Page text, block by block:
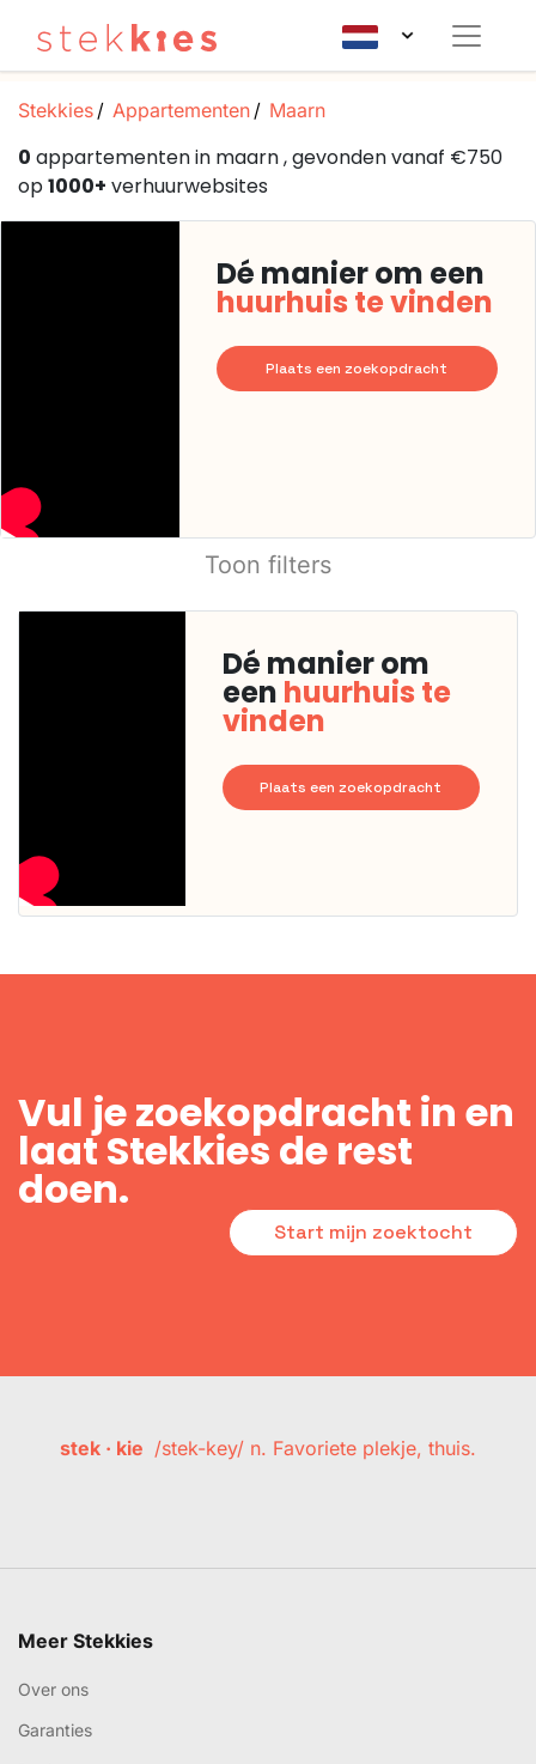
Stekkies Appartementen Maarn
0 appartementen in maarn , gevonden vanaf €750
op1000+ verhuurwebsites
Dé manier om een
huurhuis te vinden
Plaats een zoekopdracht
Toon filters
Dé manier om
een huurhuis te
vinden
Plaats een zoekopdracht
Vul je zoekopdracht in en
laat Stekkies de rest
doen.
Start mijn zoektocht
stek · kie /stek-key/ n. Favoriete plekje, thuis.
Meer Stekkies
Over ons
Garanties